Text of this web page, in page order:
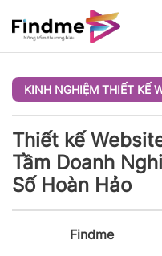
qua
nội
KINH NGHIỆM THIẾT KẾ
Thiết kế
Tầm Doanh
Số Hoàn Hảo
Findme